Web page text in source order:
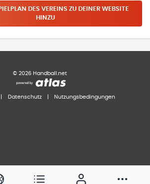
DES VEREINS ZU DEINER WEBSITE
HINZU
© 2026 Handball.net
Datenschutz Nutzungsbedingungen